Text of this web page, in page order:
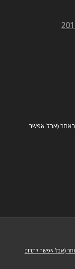
באתר (אבל אפשר
(אבל אפשר לתרום